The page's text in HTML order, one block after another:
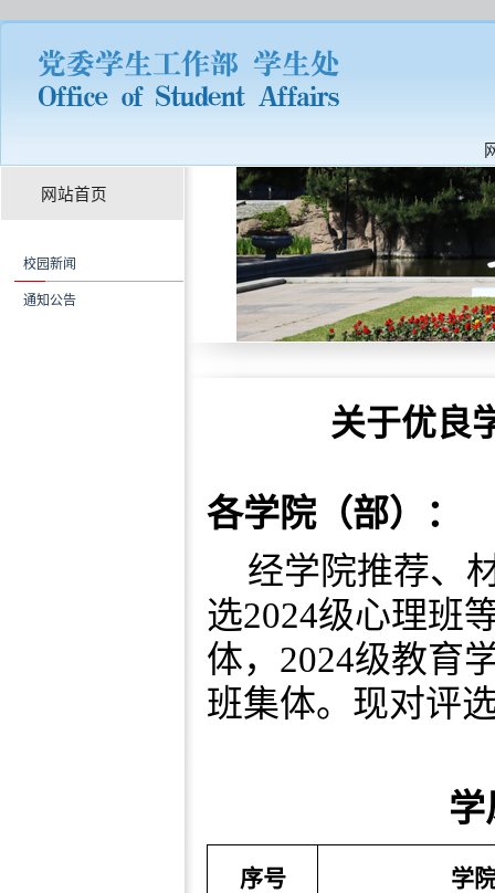
网站首页
校园新闻
通知公告
关于优良
各学院（部）：
经学院推荐、
选2024级心理班
体， 2024级教育
班集体。现对评
学
序号 学